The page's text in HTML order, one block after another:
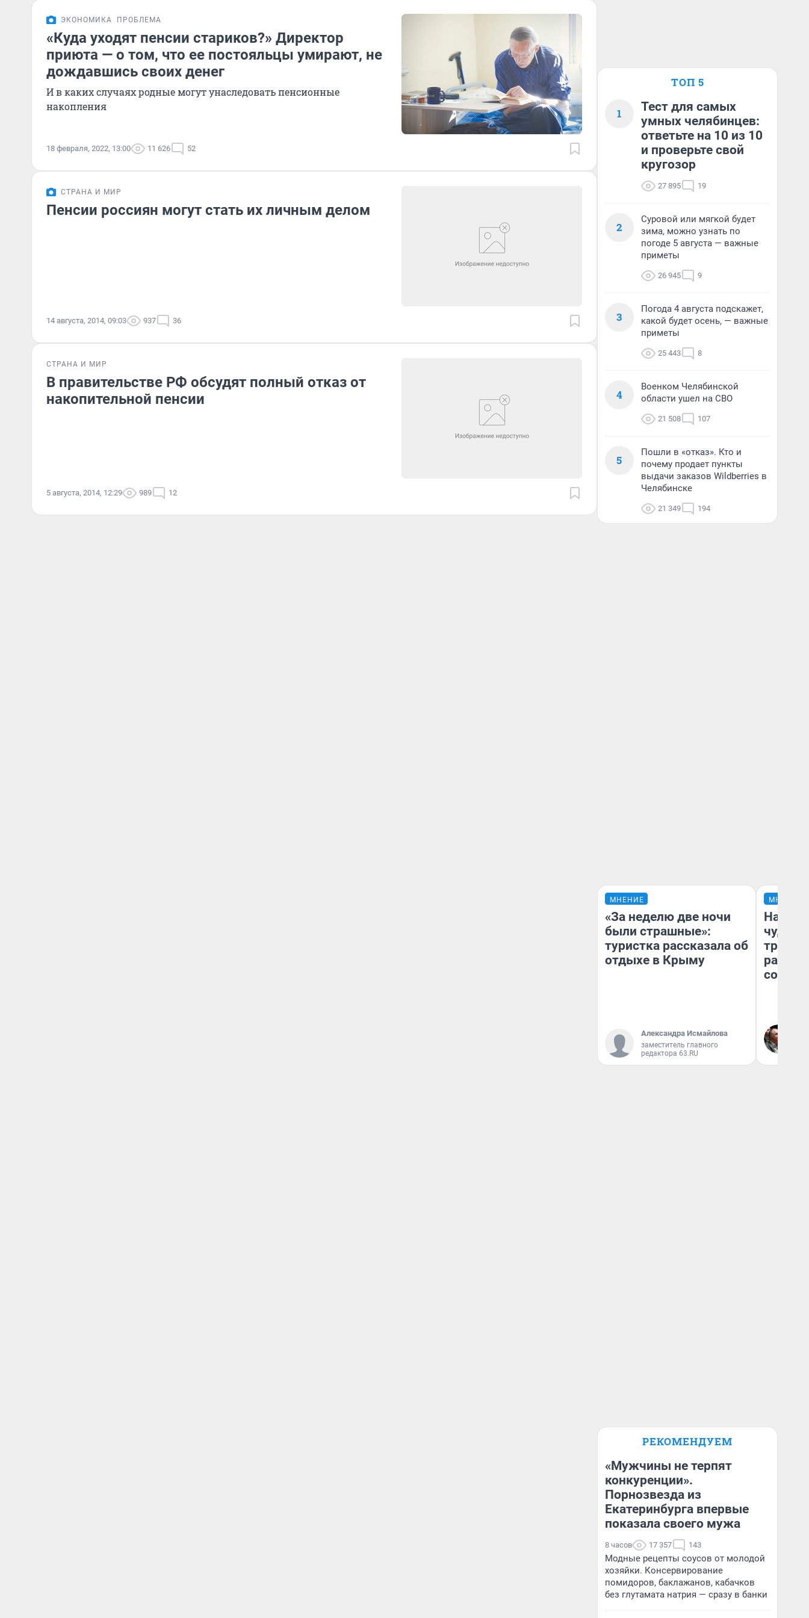
ЭКОНОМИКА ПРОБЛЕМА
«Куда уходят пенсии стариков?» Директор
приюта — о том, что ее постояльцы умирают, не
дождавшись своих денег
И в каких случаях родные могут унаследовать пенсионные
накопления
18 февраля, 2022, 13:00 11 626 52
СТРАНА И МИР
Пенсии россиян могут стать их личным делом
14 августа, 2014, 09:03 937 36
СТРАНА И МИР
В правительстве РФ обсудят полный отказ от
накопительной пенсии
5 августа, 2014, 12:29 989 12
ТОП 5
1
Тест для самых
умных челябинцев:
ответьте на 10 из 10
и проверьте свой
кругозор
27 895 19
2
Суровой или мягкой будет
зима, можно узнать по
погоде 5 августа — важные
приметы
26 945 9
3
Погода 4 августа подскажет,
какой будет осень, — важные
приметы
25 443 8
4
Военком Челябинской
области ушел на СВО
21 508 107
5
Пошли в «отказ». Кто и
почему продает пункты
выдачи заказов Wildberries в
Челябинске
21 349 194
МНЕНИЕ
«За неделю две ночи
были страшные»:
туристка рассказала об
отдыхе в Крыму
Александра Исмайлова
заместитель главного
редактора 63.RU
МНЕНИЕ
чудом
РЕКОМЕНДУЕМ
«Мужчины не терпят
конкуренции».
Порнозвезда из
Екатеринбурга впервые
показала своего мужа
8 часов 17 357 143
Модные рецепты соусов от молодой
хозяйки. Консервирование
помидоров, баклажанов, кабачков
без глутамата натрия — сразу в банки